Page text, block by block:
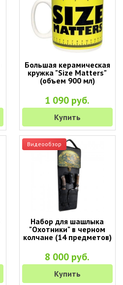
Большая керамическая
кружка "Size Matters"
(объем 900 мл)
1 090 руб.
Купить
Видеообзор
Набор для шашлыка
"Охотники" в черном
колчане (14 предметов)
8 000 руб.
Купить